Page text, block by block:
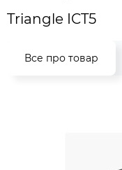
Triangle ICT5
Все про товар